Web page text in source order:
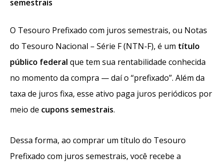
semestrais
O Tesouro Prefixado com juros semestrais, ou Notas
do Tesouro Nacional – Série F (NTN-F), é um título
público federal que tem sua rentabilidade conhecida
no momento da compra — daí o “prefixado”. Além da
taxa de juros fixa, esse ativo paga juros periódicos por
meio de cupons semestrais.
Dessa forma, ao comprar um título do Tesouro
Prefixado com juros semestrais, você recebe a